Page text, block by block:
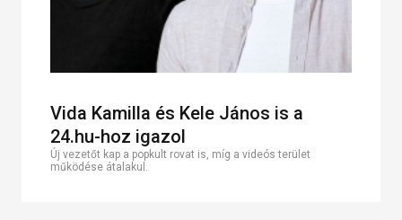
Vida Kamilla és Kele János is a
24.hu-hoz igazol
Új vezetőt kap a popkult rovat is, míg a videós terület
működése átalakul.